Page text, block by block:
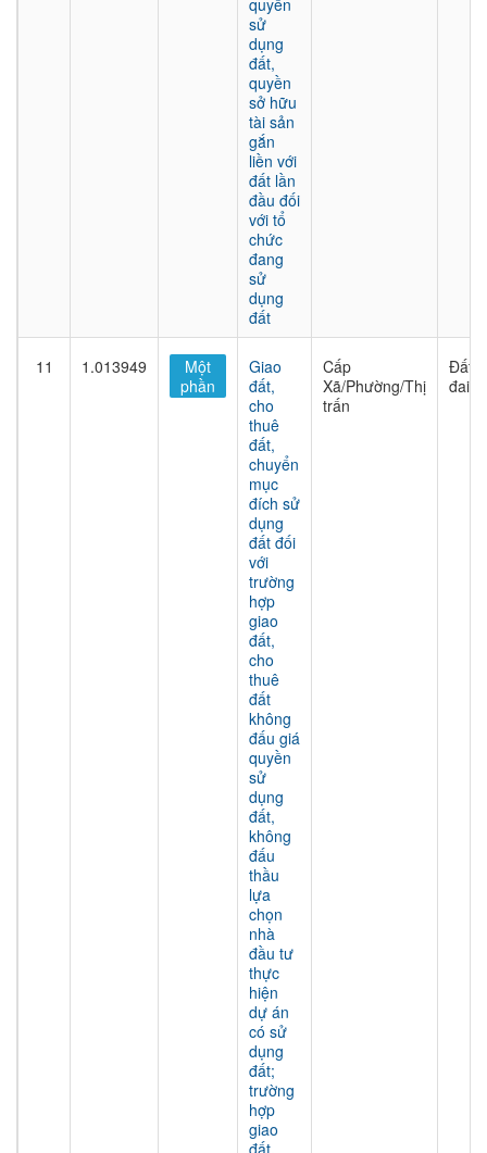
quyền
sử
dụng
đất,
quyền
sở hữu
tài sản
gắn
liền với
đất lần
đầu đối
với tổ
chức
đang
sử
dụng
đất
11 1.013949
Một
phần
Giao
đất,
cho
thuê
đất,
chuyển
mục
đích sử
dụng
đất đối
với
trường
hợp
giao
đất,
cho
thuê
đất
không
đấu giá
quyền
sử
dụng
đất,
không
đấu
thầu
lựa
chọn
nhà
đầu tư
thực
hiện
dự án
có sử
dụng
đất;
trường
hợp
giao
đất,
Cấp
Xã/Phường/Thị
trấn
Đất
đai